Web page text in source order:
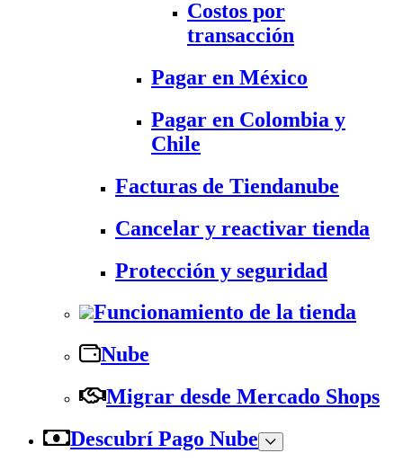
Costos por
transacción
Pagar en México
Pagar en Colombia y
Chile
Facturas de Tiendanube
Cancelar y reactivar tienda
Protección y seguridad
Funcionamiento de la tienda
Nube
Migrar desde Mercado Shops
Descubrí Pago Nube